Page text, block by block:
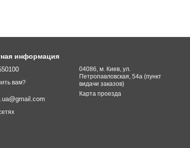
информация
вам?
04086, м. Киев, ул.
Петропавловская, 54а (пункт
видачи заказов)
Карта проезда